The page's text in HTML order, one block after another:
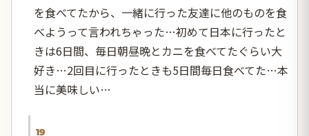
を食べてたから、一緒に行った友達に他のものを食
べようって言われちゃった…初めて日本に行ったと
きは6日間、毎日朝昼晩とカニを食べてたぐらい大
好き…2回目に行ったときも5日間毎日食べてた…本
当に美味しい…
19